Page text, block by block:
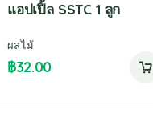
แอปเปิ้ล SSTC 1 ลูก
ผลไม้
฿32.00